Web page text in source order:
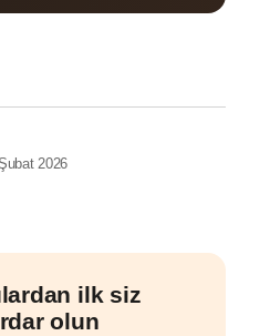
2026
ilk siz
olun